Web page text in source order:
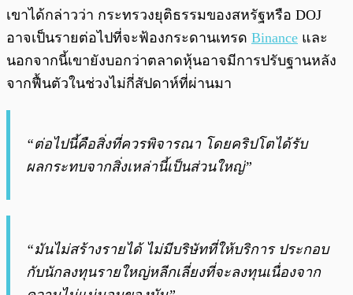
เขาได้กล่าวว่า กระทรวงยุติธรรมของสหรัฐหรือ DOJ
อาจเป็นรายต่อไปที่จะฟ้องกระดานเทรด Binance และ
นอกจากนี้เขายังบอกว่าตลาดหุ้นอาจมีการปรับฐานหลัง
จากฟื้นตัวในช่วงไม่กี่สัปดาห์ที่ผ่านมา
“ต่อไปนี้คือสิ่งที่ควรพิจารณา โดยคริปโตได้รับ
ผลกระทบจากสิ่งเหล่านี้เป็นส่วนใหญ่”
“มันไม่สร้างรายได้ ไม่มีบริษัทที่ให้บริการ ประกอบ
กับนักลงทุนรายใหญ่หลีกเลี่ยงที่จะลงทุนเนื่องจาก